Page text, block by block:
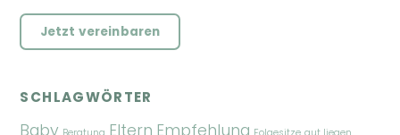
Jetzt vereinbaren
SCHLAGWÖRTER
Baby Eltern Empfehlung